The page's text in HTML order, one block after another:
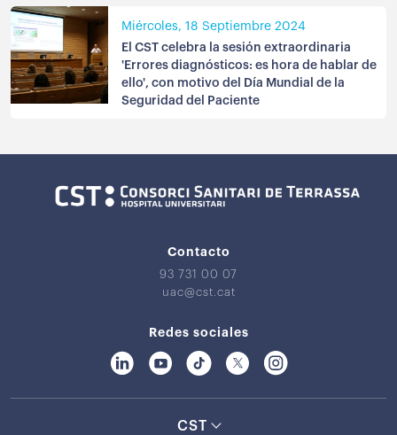
Miércoles, 18 Septiembre 2024
El CST celebra la sesión extraordinaria
'Errores diagnósticos: es hora de hablar de
ello', con motivo del Día Mundial de la
Seguridad del Paciente
Contacto
93 731 00 07
uac@cst.cat
Redes sociales
CST